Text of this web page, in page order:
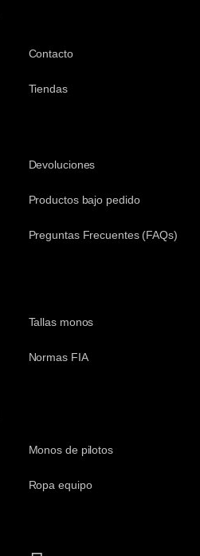
Contacto
Tiendas
Devoluciones
Productos bajo pedido
Preguntas Frecuentes (FAQs)
Tallas monos
Normas FIA
Monos de pilotos
Ropa equipo